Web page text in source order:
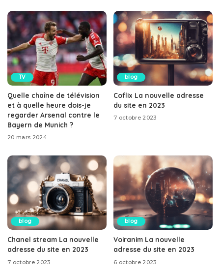
TV
Quelle chaîne de télévision
et à quelle heure dois-je
regarder Arsenal contre le
Bayern de Munich ?
20 mars 2024
blog
Coflix La nouvelle adresse
du site en 2023
7 octobre 2023
blog
Chanel stream La nouvelle
adresse du site en 2023
7 octobre 2023
blog
Voiranim La nouvelle
adresse du site en 2023
6 octobre 2023